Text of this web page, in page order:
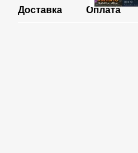
Доставка Оплата